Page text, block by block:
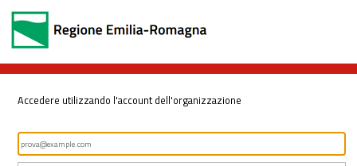
Accedere utilizzando l'account dell'organizzazione